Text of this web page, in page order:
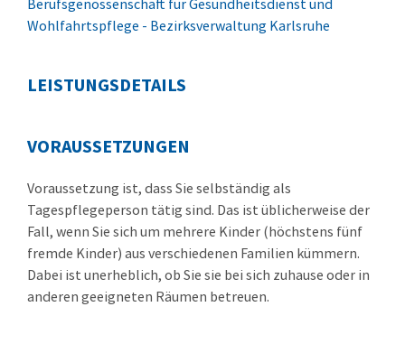
Berufsgenossenschaft für Gesundheitsdienst und
Wohlfahrtspflege - Bezirksverwaltung Karlsruhe
LEISTUNGSDETAILS
VORAUSSETZUNGEN
Voraussetzung ist, dass Sie selbständig als
Tagespflegeperson tätig sind. Das ist üblicherweise der
Fall, wenn Sie sich um mehrere Kinder (höchstens fünf
fremde Kinder) aus verschiedenen Familien kümmern.
Dabei ist unerheblich, ob Sie sie bei sich zuhause oder in
anderen geeigneten Räumen betreuen.